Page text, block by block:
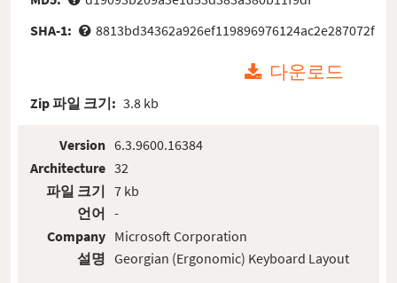
SHA-1:
8813bd34362a926ef119896976124ac2e287072f
다운로드
Zip 파일 크기: 3.8 kb
Version
Architecture
파일 크기
언어
Company
설명
6.3.9600.16384
32
7 kb
-
Microsoft Corporation
Georgian (Ergonomic) Keyboard Layout